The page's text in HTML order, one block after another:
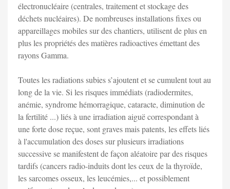
électronucléaire (centrales, traitement et stockage des
déchets nucléaires). De nombreuses installations fixes ou
appareillages mobiles sur des chantiers, utilisent de plus en
plus les propriétés des matières radioactives émettant des
rayons Gamma.
Toutes les radiations subies s’ajoutent et se cumulent tout au
long de la vie. Si les risques immédiats (radiodermites,
anémie, syndrome hémorragique, cataracte, diminution de
la fertilité ...) liés à une irradiation aiguë correspondant à
une forte dose reçue, sont graves mais patents, les effets liés
à l'accumulation des doses sur plusieurs irradiations
successive se manifestent de façon aléatoire par des risques
tardifs (cancers radio-induits dont les ceux de la thyroïde,
les sarcomes osseux, les leucémies,... et possiblement